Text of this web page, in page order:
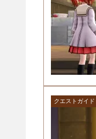
クエストガイド